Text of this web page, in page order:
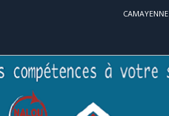
CAMAYENNE